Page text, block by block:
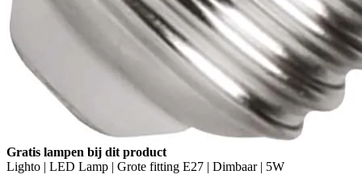
Gratis lampen bij dit product
Lighto | LED Lamp | Grote fitting E27 | Dimbaar | 5W